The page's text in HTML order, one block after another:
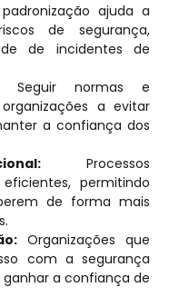
ajuda a
de segurança,
de incidentes de
Seguir normas e
a evitar
a confiança dos
Processos
permitindo
de forma mais
Organizações que
com a segurança
a confiança de